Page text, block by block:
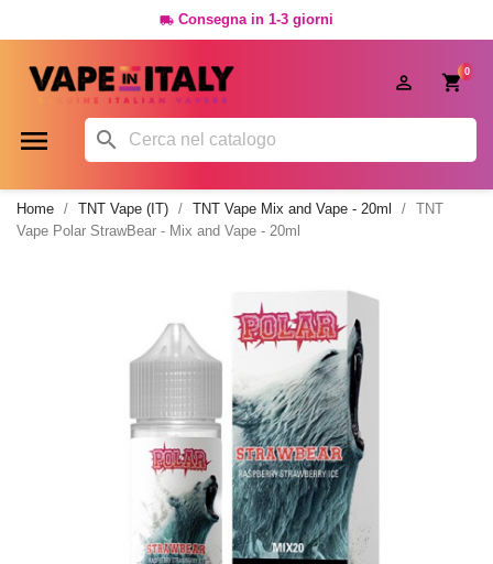
 Consegna in 1-3 giorni
0

 
Home TNT Vape (IT) TNT Vape Mix and Vape - 20ml
TNT
Vape Polar StrawBear - Mix and Vape - 20ml